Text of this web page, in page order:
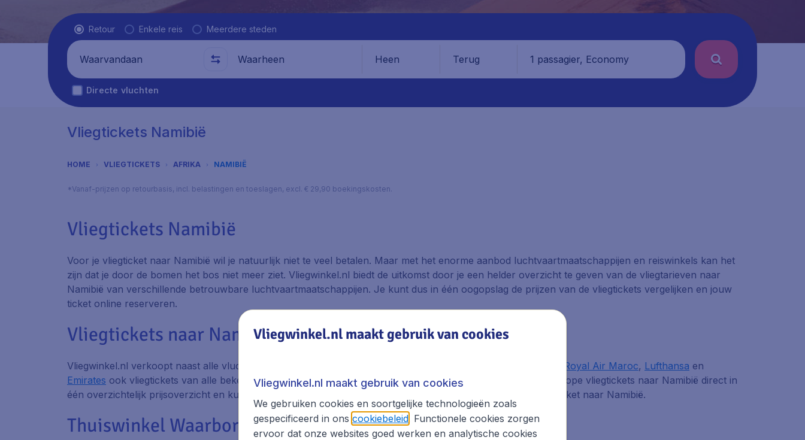
Vluchttype
Retour Enkele reis Meerdere steden
Waarvandaan Waarheen Heen Terug 1 passagier, Economy
Directe vluchten
Vliegtickets Namibië
HOME VLIEGTICKETS AFRIKA NAMIBIË
*Vanaf-prijzen op retourbasis, incl. belastingen en toeslagen, excl. € 29,90 boekingskosten.
Vliegtickets Namibië
Voor je vliegticket naar Namibië wil je natuurlijk niet te veel betalen. Maar met het enorme aanbod luchtvaartmaatschappijen en reiswinkels kan het
zijn dat je door de bomen het bos niet meer ziet. Vliegwinkel.nl biedt de uitkomst door je een helder overzicht te geven van de vliegtarieven naar
Namibië van verschillende betrouwbare luchtvaartmaatschappijen. Je kunt dus in één oogopslag de prijzen van de vliegtickets vergelijken en jouw
ticket online reserveren.
Vliegtickets naar Namibië boeken met vliegwinkel.nl
Vliegwinkel.nl verkoopt naast alle vluchten van de grote luchtvaartmaatschappijen als Royal Air Maroc, Lufthansa en
Emirates ook vliegtickets van alle bekende low-cost airlines, zoalsTransaviaenRyanair
.. Zo krijg je alle goedkope vliegtickets naar Namibië direct in
één overzichtelijk prijsoverzicht en kun je gemakkelijk kiezen uit de voordeligste vliegtarieven voor een vliegticket naar Namibië.
Thuiswinkel Waarborg
Vliegwinkel.nl maakt gebruik van cookies
Vliegwinkel.nl maakt gebruik van cookies
We gebruiken cookies en soortgelijke technologieën zoals
gespecificeerd in ons cookiebeleid. Functionele cookies zorgen
ervoor dat onze websites goed werken en analytische cookies